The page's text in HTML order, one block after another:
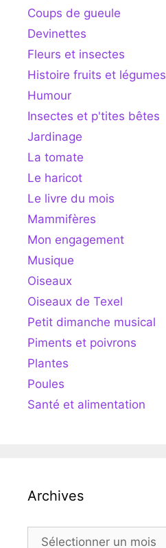
Coups de gueule
Devinettes
Fleurs et insectes
Histoire fruits et légumes
Humour
Insectes et p'tites bêtes
Jardinage
La tomate
Le haricot
Le livre du mois
Mammifères
Mon engagement
Musique
Oiseaux
Oiseaux de Texel
Petit dimanche musical
Piments et poivrons
Plantes
Poules
Santé et alimentation
Archives
Archives